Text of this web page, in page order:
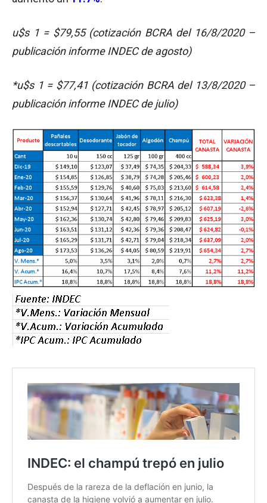
u$s 1 = $79,55 (cotización BCRA del 16/8/2020 –
publicación informe INDEC de agosto)
*u$s 1 = $77,41 (cotización BCRA del 13/8/2020 –
publicación informe INDEC de julio)